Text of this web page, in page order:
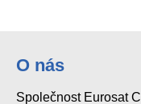
O nás
Společnost Eurosat